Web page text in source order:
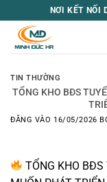
qua
NƠI KẾT NỐI
TIN THƯỜNG
TỔNG KHO BĐS
ĐĂNG VÀO 16/05/2026
TỔNG KHO BĐS